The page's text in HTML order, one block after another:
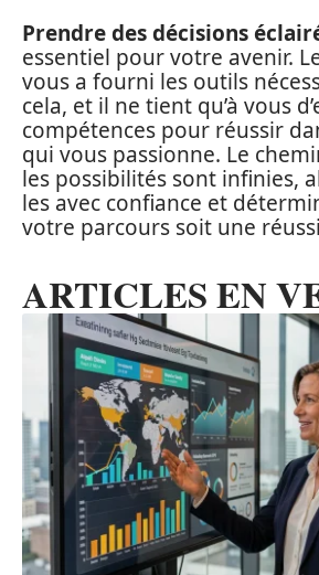
Prendre des décisions
essentiel pour votre avenir.
vous a fourni les outils
cela, et il ne tient qu’à vous
compétences pour réussir
qui vous passionne. Le
les possibilités sont infinies,
les avec confiance et
votre parcours soit une
ARTICLES EN